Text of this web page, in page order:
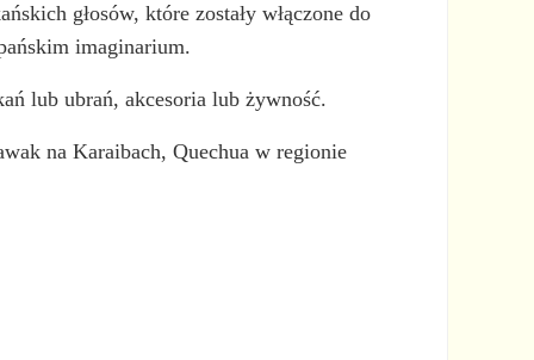
głosów, które zostały włączone do
imaginarium.
lub ubrań, akcesoria lub żywność.
na Karaibach, Quechua w regionie